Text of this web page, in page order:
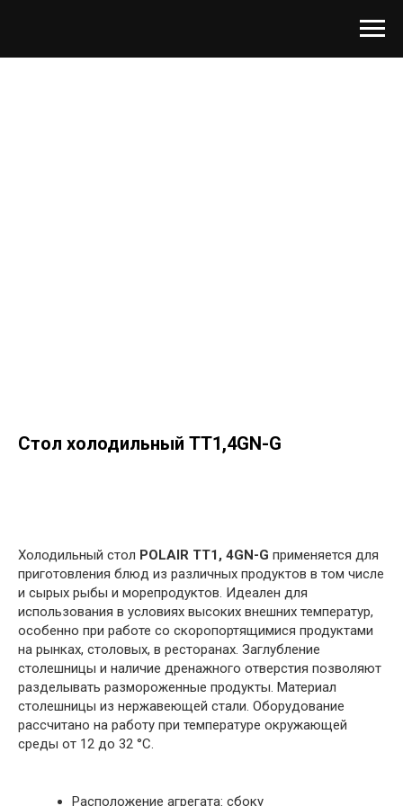
Стол холодильный TT1,4GN-G
Холодильный стол POLAIR TT1, 4GN-G применяется для
приготовления блюд из различных продуктов в том числе
и сырых рыбы и морепродуктов. Идеален для
использования в условиях высоких внешних температур,
особенно при работе со скоропортящимися продуктами
на рынках, столовых, в ресторанах. Заглубление
столешницы и наличие дренажного отверстия позволяют
разделывать размороженные продукты. Материал
столешницы из нержавеющей стали. Оборудование
рассчитано на работу при температуре окружающей
среды от 12 до 32 °С.
Расположение агрегата: сбоку